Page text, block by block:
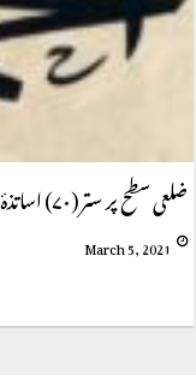
ضلعی سطح پر ستر (۷۰) اساتذۂ مدارس کے درمیان مالی امداد کی تقسیم
March 5, 2021